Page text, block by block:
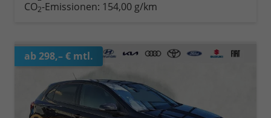
CO2-Emissionen: 154,00 g/km
ab 298,– € mtl.